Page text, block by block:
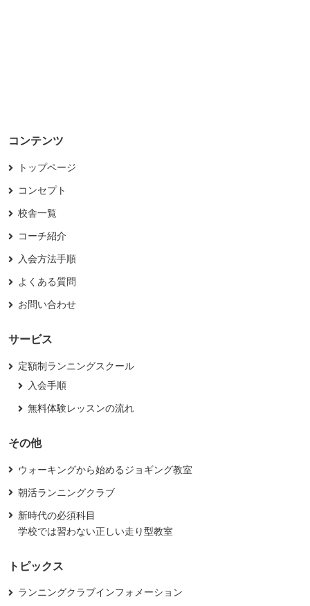
コンテンツ
トップページ
コンセプト
校舎一覧
コーチ紹介
入会方法手順
よくある質問
お問い合わせ
サービス
定額制ランニングスクール
入会手順
無料体験レッスンの流れ
その他
ウォーキングから始めるジョギング教室
朝活ランニングクラブ
新時代の必須科目
学校では習わない正しい走り型教室
トピックス
ランニングクラブインフォメーション